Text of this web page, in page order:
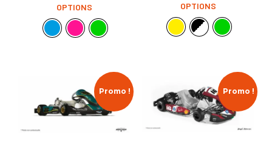
OPTIONS
OPTIONS
Promo ! Promo !